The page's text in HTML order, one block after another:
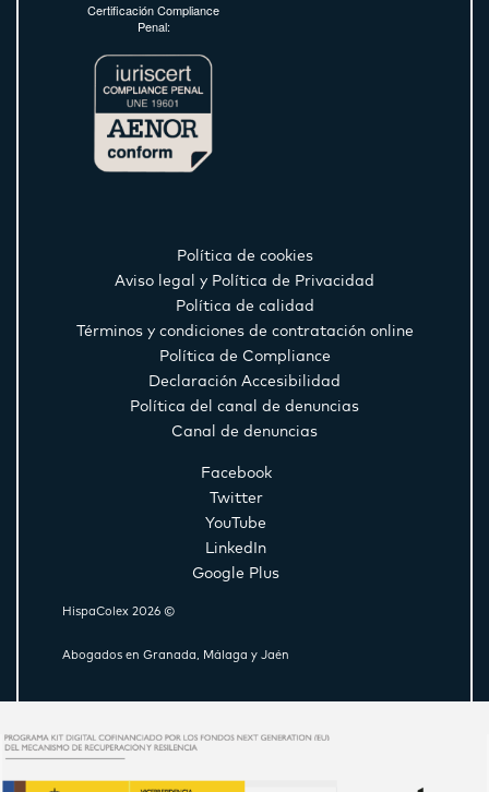
Certificación Compliance
Penal:
Política de cookies
Aviso legal y Política de Privacidad
Política de calidad
Términos y condiciones de contratación online
Política de Compliance
Declaración Accesibilidad
Política del canal de denuncias
Canal de denuncias
Facebook
Twitter
YouTube
LinkedIn
Google Plus
HispaColex 2026 ©
Abogados en Granada, Málaga y Jaén